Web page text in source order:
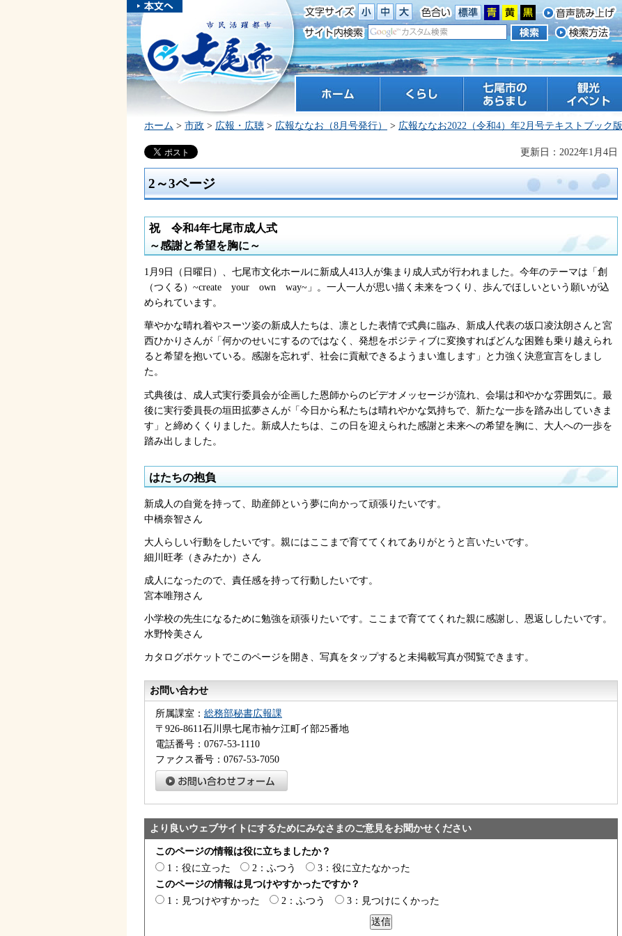
本文へスキ
ップしま
す。
市民活躍都市 七尾市
七尾市のあらまし 観光 イベント
ホーム > 市政 > 広報・広聴 > 広報ななお（8月号発行） > 広報ななお2022（令和4）年2月号テキストブック版
更新日：2022年1月4日
2～3ページ
祝 令和4年七尾市成人式
～感謝と希望を胸に～
1月9日（日曜日）、七尾市文化ホールに新成人413人が集まり成人式が行われました。今年のテーマは「創
（つくる）~create
your own way~」。一人一人が思い描く未来をつくり、歩んでほしいという願いが込
められています。
華やかな晴れ着やスーツ姿の新成人たちは、凛とした表情で式典に臨み、新成人代表の坂口凌汰朗さんと宮
西ひかりさんが「何かのせいにするのではなく、発想をポジティブに変換すればどんな困難も乗り越えられ
ると希望を抱いている。感謝を忘れず、社会に貢献できるようまい進します」と力強く決意宣言をしまし
た。
式典後は、成人式実行委員会が企画した恩師からのビデオメッセージが流れ、会場は和やかな雰囲気に。最
後に実行委員長の垣田拡夢さんが「今日から私たちは晴れやかな気持ちで、新たな一歩を踏み出していきま
す」と締めくくりました。新成人たちは、この日を迎えられた感謝と未来への希望を胸に、大人への一歩を
踏み出しました。
はたちの抱負
新成人の自覚を持って、助産師という夢に向かって頑張りたいです。
中橋奈智さん
大人らしい行動をしたいです。親にはここまで育ててくれてありがとうと言いたいです。
細川旺孝（きみたか）さん
成人になったので、責任感を持って行動したいです。
宮本唯翔さん
小学校の先生になるために勉強を頑張りたいです。ここまで育ててくれた親に感謝し、恩返ししたいです。
水野怜美さん
カタログポケットでこのページを開き、写真をタップすると未掲載写真が閲覧できます。
お問い合わせ
所属課室： 総務部秘書広報課
〒926-8611石川県七尾市袖ケ江町イ部25番地
電話番号：0767-53-1110
ファクス番号：0767-53-7050
より良いウェブサイトにするためにみなさまのご意見をお聞かせください
このページの情報は役に立ちましたか？
1：役に立った
2：ふつう
3：役に立たなかった
このページの情報は見つけやすかったですか？
1：見つけやすかった
2：ふつう 3：見つけにくかった